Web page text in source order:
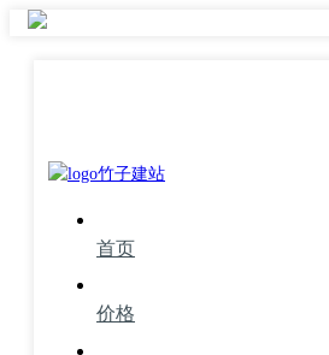
首页
价格